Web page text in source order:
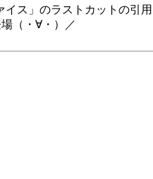
ス」のラストカットの引
（・∀・）／